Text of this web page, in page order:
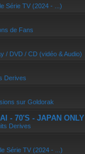
Série TV (2024 - ...)
de Fans
/ DVD / CD (vidéo & Audio)
Derives
sur Goldorak
- 70'S - JAPAN ONLY
Derives
Série TV (2024 - ...)